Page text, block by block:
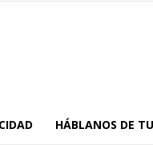
HÁBLANOS DE